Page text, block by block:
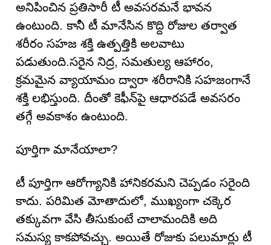
అనిపించిన ప్రతిసారీ టీ అవసరమనే భావన
ఉంటుంది. కానీ టీ మానేసిన కొద్ది రోజుల తర్వాత
శరీరం సహజ శక్తి ఉత్పత్తికి అలవాటు
పడుతుంది.సరైన నిద్ర, సమతుల్య ఆహారం,
క్రమమైన వ్యాయామం ద్వారా శరీరానికి సహజంగానే
శక్తి లభిస్తుంది. దీంతో కెఫీన్‌పై ఆధారపడే అవసరం
తగ్గే అవకాశం ఉంటుంది.
పూర్తిగా మానేయాలా?
టీ పూర్తిగా ఆరోగ్యానికి హానికరమని చెప్పడం సరైంది
కాదు. పరిమిత మోతాదులో, ముఖ్యంగా చక్కెర
తక్కువగా వేసి తీసుకుంటే చాలామందికి అది
సమస్య కాకపోవచ్చు. అయితే రోజుకు పలుమార్లు టీ